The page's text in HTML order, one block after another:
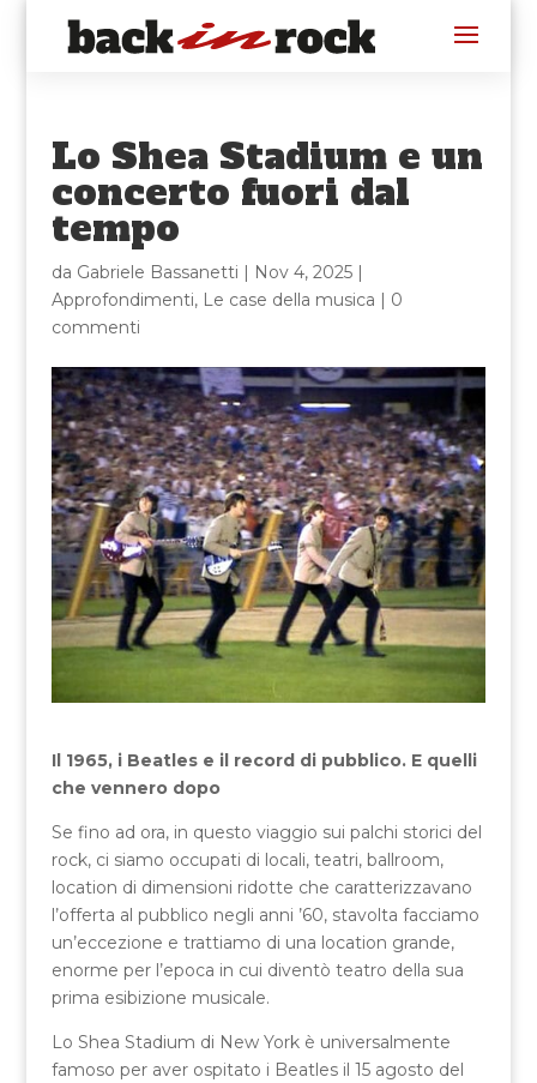
Lo Shea Stadium e un
concerto fuori dal
tempo
da Gabriele Bassanetti | Nov 4, 2025|
Approfondimenti, Le case della musica | 0
commenti
Il 1965, i Beatles e il record di pubblico. E quelli
che vennero dopo
Se fino ad ora, in questo viaggio sui palchi storici del
rock, ci siamo occupati di locali, teatri, ballroom,
location di dimensioni ridotte che caratterizzavano
l’offerta al pubblico negli anni ’60, stavolta facciamo
un’eccezione e trattiamo di una location grande,
enorme per l’epoca in cui diventò teatro della sua
prima esibizione musicale.
Lo Shea Stadium di New York è universalmente
famoso per aver ospitato i Beatles il 15 agosto del